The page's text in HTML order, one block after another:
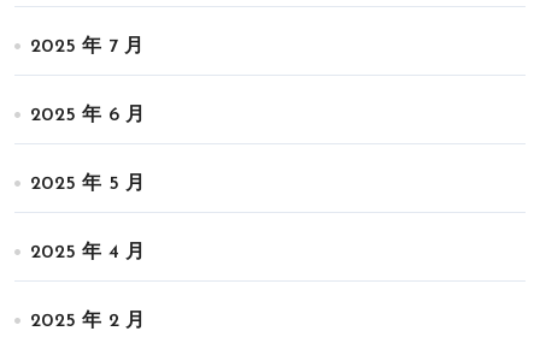
2025 年 7 月
2025 年 6 月
2025 年 5 月
2025 年 4 月
2025 年 2 月